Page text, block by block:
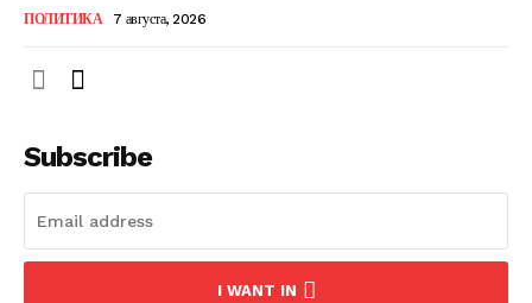
Отказ от ответственности
ПОЛИТИКА 7 августа, 2026
Subscribe
I WANT IN